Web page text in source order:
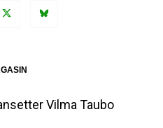
Vilma Taubo